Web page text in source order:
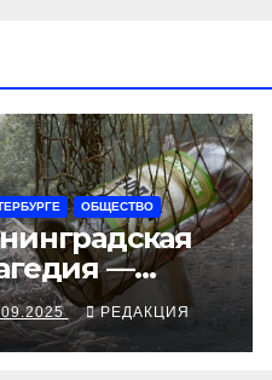
ОБЩЕСТВО
—
смертей от
РЕДАКЦИЯ